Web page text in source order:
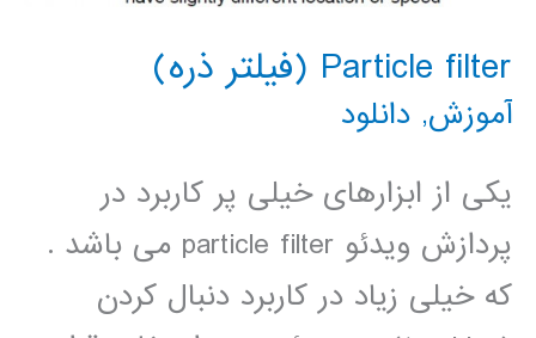
Particle filter (فیلتر ذره)
آموزش, دانلود
یکی از ابزارهای خیلی پر کاربرد در
پردازش ویدئو particle filter می باشد .
که خیلی زیاد در کاربرد دنبال کردن